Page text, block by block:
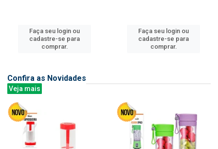
Faça seu login ou
cadastre-se para
comprar.
Faça seu login ou
cadastre-se para
comprar.
Confira as Novidades
Veja mais